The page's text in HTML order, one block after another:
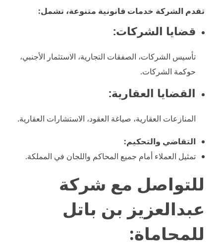
تقدم الشركة خدمات قانونية متنوعة، تشمل:
قضايا الشركات:
تأسيس الشركات، الصفقات التجارية، الاستثمار الأجنبي،
حوكمة الشركات.
القضايا العقارية:
المنازعات العقارية، صياغة العقود، الاستشارات العقارية.
التقاضي والتحكيم:
تمثيل العملاء أمام جميع المحاكم واللجان في المملكة.
للتواصل مع شركة
عبدالعزيز بن باتل
للمحاماة: